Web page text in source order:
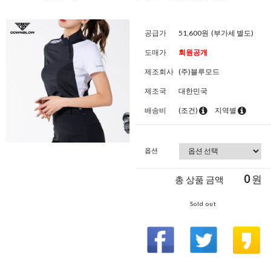
공급가 51,600원 (부가세 별도)
도매가 회원공개
제조회사 (주)블루모드
제조국 대한민국
배송비 (조건) 지역별
옵션
총 상품 금액 0원
Sold out